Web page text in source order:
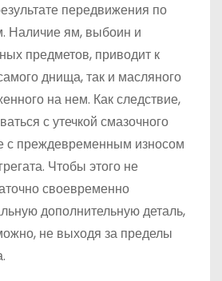
передвижения по
Наличие ям, выбоин и
предметов, приводит к
днища, так и масляного
на нем. Как следствие,
с утечкой смазочного
с преждевременным износом
Чтобы этого не
своевременно
дополнительную деталь,
не выходя за пределы